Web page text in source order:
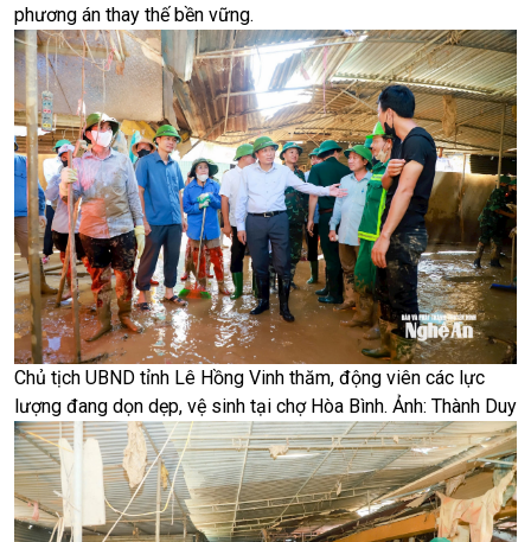
phương án thay thế bền vững.
Chủ tịch UBND tỉnh Lê Hồng Vinh thăm, động viên các lực
lượng đang dọn dẹp, vệ sinh tại chợ Hòa Bình. Ảnh: Thành Duy